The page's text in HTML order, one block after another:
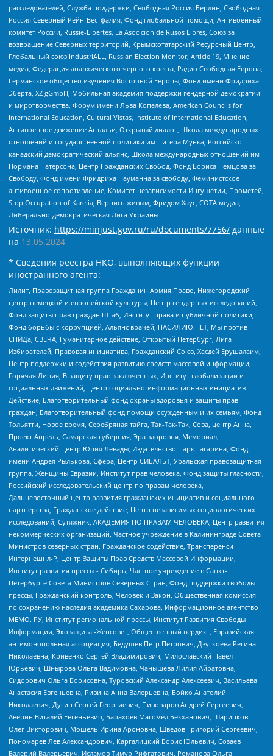
расследователей, Служба поддержки, Свободная Россия Берлин, Свободная
Россия Северный Рейн-Вестфалия, Фонд глобальной помощи, Антивоенный
комитет России, Russie-Libertes, La Asocicion de Rusos Libres, Союз за
возвращение Северных территорий, Крымскотатарский Ресурсный Центр,
Глобальный союз IndustriALL, Russian Election Monitor, Article 19, Мнение
медиа, Федерация анархического черного креста, Радио Свободная Европа,
Германское общество изучения Восточной Европы, Фонд имени Фридриха
Эберта, XZ gGmbH, Мобильная академия поддержки гендерной демократии
и миротворчества, Форум имени Льва Копелева, American Councils for
International Education, Cultural Vistas, Institute of International Education,
Антивоенное движение Антальи, Открытый диалог, Школа международных
отношений и государственной политики им Питера Мунка, Российско-
канадский демократический альянс, Школа международных отношений им
Нормана Патерсона, Центр Гражданских Свобод, Фонд Бориса Немцова за
Свободу, Фонд имени Фридриха Науманна за свободу, Феминистское
антивоенное сопротивление, Комитет независимости Ингушетии, Прометей,
Stop Occupation of Karelia, Вернись живым, Фридом Хаус, СОТА медиа,
Либерально-демократическая Лига Украины
Источник: https://minjust.gov.ru/ru/documents/7756/ данные
на 13.05.2024
* Сведения реестра НКО, выполняющих функции
иностранного агента:
Лилит, Правозащитная группа Гражданин.Армия.Право, Нижегородский
центр немецкой и европейской культуры, Центр гендерных исследований,
Фонд защиты прав граждан Штаб, Институт права и публичной политики,
Фонд борьбы с коррупцией, Альянс врачей, НАСИЛИЮ.НЕТ, Мы против
СПИДа, СВЕЧА, Гуманитарное действие, Открытый Петербург, Лига
Избирателей, Правовая инициатива, Гражданский Союз, Хасдей Ерушалаим,
Центр поддержки и содействия развитию средств массовой информации,
Горячая Линия, В защиту прав заключенных, Институт глобализации и
социальных движений, Центр социально-информационных инициатив
Действие, Благотворительный фонд охраны здоровья и защиты прав
граждан, Благотворительный фонд помощи осужденным и их семьям, Фонд
Тольятти, Новое время, Серебряная тайга, Так-Так-Так, Сова, центр Анна,
Проект Апрель, Самарская губерния, Эра здоровья, Мемориал,
Аналитический Центр Юрия Левады, Издательство Парк Гагарина, Фонд
имени Андрея Рылькова, Сфера, Центр СИБАЛЬТ, Уральская правозащитная
группа, Женщины Евразии, Институт прав человека, Фонд защиты гласности,
Российский исследовательский центр по правам человека,
Дальневосточный центр развития гражданских инициатив и социального
партнерства, Гражданское действие, Центр независимых социологических
исследований, Сутяжник, АКАДЕМИЯ ПО ПРАВАМ ЧЕЛОВЕКА, Центр развития
некоммерческих организаций, Частное учреждение в Калининграде Совета
Министров северных стран, Гражданское содействие, Трансперенси
Интернешнл-Р, Центр Защиты Прав Средств Массовой Информации,
Институт развития прессы - Сибирь, Частное учреждение в Санкт-
Петербурге Совета Министров Северных Стран, Фонд поддержки свободы
прессы, Гражданский контроль, Человек и Закон, Общественная комиссия
по сохранению наследия академика Сахарова, Информационное агентство
МЕМО. РУ, Институт региональной прессы, Институт Развития Свободы
Информации, Экозащита!-Женсовет, Общественный вердикт, Евразийская
антимонопольная ассоциация, Бедушев Петр Петрович, Дзугкоева Регина
Николаевна, Кривенко Сергей Владимирович, Милославский Павел
Юрьевич, Шнырова Ольга Вадимовна, Чанышева Лилия Айратовна,
Сидорович Ольга Борисовна, Туровский Александр Алексеевич, Васильева
Анастасия Евгеньевна, Ривина Анна Валерьевна, Бойко Анатолий
Николаевич, Дугин Сергей Георгиевич, Пивоваров Андрей Сергеевич,
Аверин Виталий Евгеньевич, Барахоев Магомед Бекханович, Шарипков
Олег Викторович, Мошель Ирина Ароновна, Шведов Григорий Сергеевич,
Пономарев Лев Александрович, Каргалицкий Борис Юльевич, Созаев
Валерий Валерьевич, Исламов Тимур Рифгатович, Романова Ольга